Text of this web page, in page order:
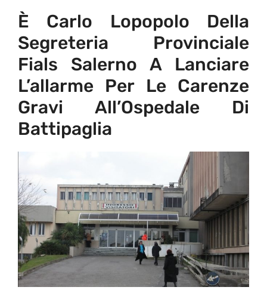
È Carlo Lopopolo Della
Segreteria Provinciale
Fials Salerno A Lanciare
L’allarme Per Le Carenze
Gravi All’Ospedale Di
Battipaglia